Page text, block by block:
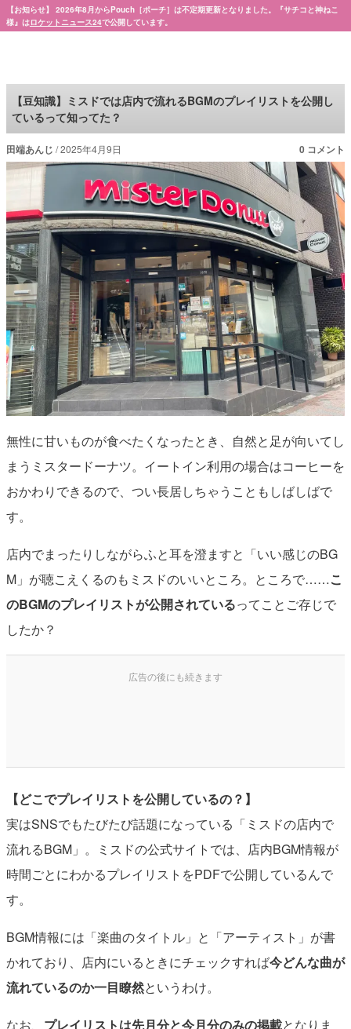
【お知らせ】 2026年8月からPouch［ポーチ］は不定期更新となりました。『サチコと神ねこ
様』はロケットニュース24で公開しています。
【豆知識】ミスドでは店内で流れるBGMのプレイリストを公開し
ているって知ってた？
田端あんじ 2025年4月9日 0 コメント
無性に甘いものが食べたくなったとき、自然と足が向いてし
まうミスタードーナツ。イートイン利用の場合はコーヒーを
おかわりできるので、つい長居しちゃうこともしばしばで
す。
店内でまったりしながらふと耳を澄ますと「いい感じのBG
M」が聴こえくるのもミスドのいいところ。ところで……こ
のBGMのプレイリストが公開されているってことご存じで
したか？
【どこでプレイリストを公開しているの？】
実はSNSでもたびたび話題になっている「ミスドの店内で
流れるBGM」。ミスドの公式サイトでは、店内BGM情報が
時間ごとにわかるプレイリストをPDFで公開しているんで
す。
BGM情報には「楽曲のタイトル」と「アーティスト」が書
かれており、店内にいるときにチェックすれば今どんな曲が
流れているのか一目瞭然というわけ。
なお、 プレイリストは先月分と今月分のみの掲載となりま